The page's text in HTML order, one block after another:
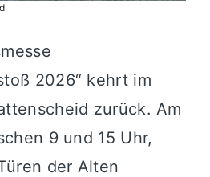
2026“ kehrt im
zurück. Am
9 und 15 Uhr,
der Alten